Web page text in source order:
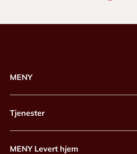
MENY
Tjenester
MENY Levert hjem